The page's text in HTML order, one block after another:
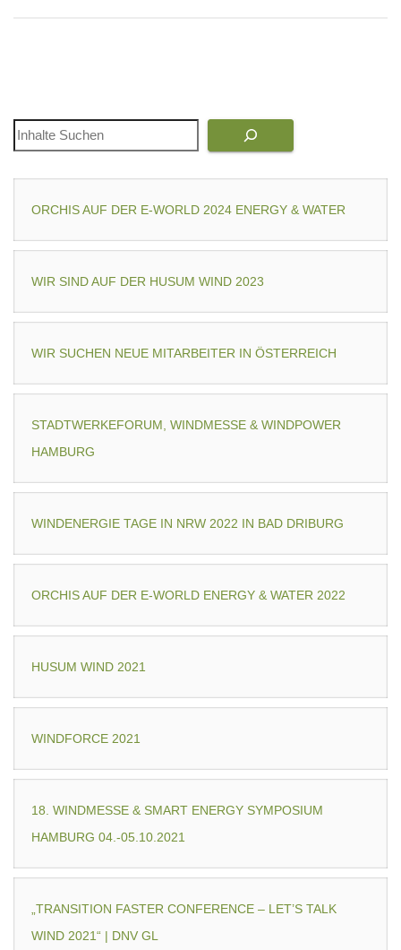
Suchen
ORCHIS AUF DER E-WORLD 2024 ENERGY & WATER
WIR SIND AUF DER HUSUM WIND 2023
WIR SUCHEN NEUE MITARBEITER IN ÖSTERREICH
STADTWERKEFORUM, WINDMESSE & WINDPOWER
HAMBURG
WINDENERGIE TAGE IN NRW 2022 IN BAD DRIBURG
ORCHIS AUF DER E-WORLD ENERGY & WATER 2022
HUSUM WIND 2021
WINDFORCE 2021
18. WINDMESSE & SMART ENERGY SYMPOSIUM
HAMBURG 04.-05.10.2021
„TRANSITION FASTER CONFERENCE – LET’S TALK
WIND 2021“ | DNV GL